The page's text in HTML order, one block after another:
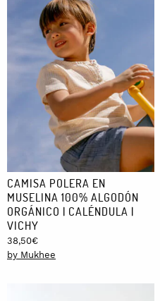
CAMISA POLERA EN
MUSELINA 100% ALGODÓN
ORGÁNICO | CALÉNDULA |
VICHY
38,50€
by Mukhee